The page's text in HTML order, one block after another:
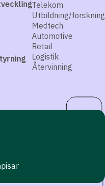
Telekom
Utbildning/forskning
Medtech
Automotive
Retail
Logistik
Återvinning